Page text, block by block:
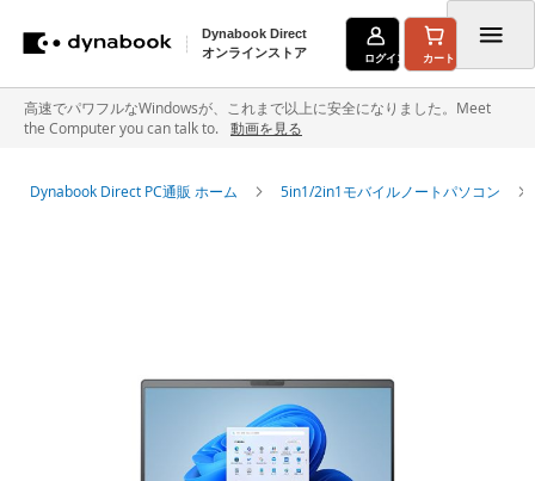
Dynabook Direct
オンラインストア
ログイン カート
高速でパワフルなWindowsが、これまで以上に安全になりました。Meet
the Computer you can talk to.
動画を見る
Dynabook Direct PC通販 ホーム 5in1/2in1モバイルノートパソコン